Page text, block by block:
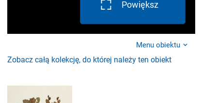
Powiększ
Menu obiektu
Zobacz całą kolekcję, do której należy ten obiekt